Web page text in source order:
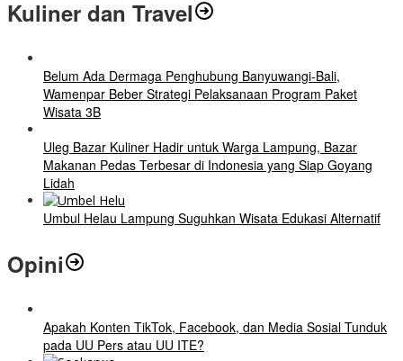
Kuliner dan Travel
Belum Ada Dermaga Penghubung Banyuwangi-Bali,
Wamenpar Beber Strategi Pelaksanaan Program Paket
Wisata 3B
Uleg Bazar Kuliner Hadir untuk Warga Lampung, Bazar
Makanan Pedas Terbesar di Indonesia yang Siap Goyang
Lidah
Umbul Helau Lampung Suguhkan Wisata Edukasi Alternatif
Opini
Apakah Konten TikTok, Facebook, dan Media Sosial Tunduk
pada UU Pers atau UU ITE?